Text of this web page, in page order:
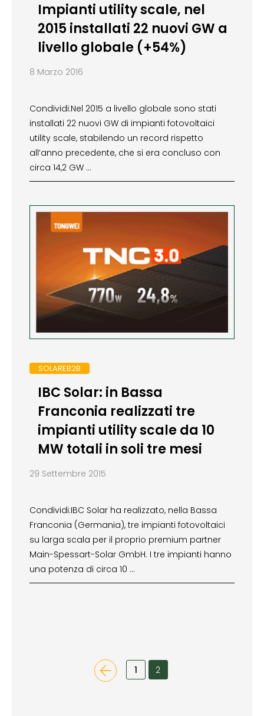
Impianti utility scale, nel
2015 installati 22 nuovi GW a
livello globale (+54%)
8 Marzo 2016
Condividi:Nel 2015 a livello globale sono stati
installati 22 nuovi GW di impianti fotovoltaici
utility scale, stabilendo un record rispetto
all’anno precedente, che si era concluso con
circa 14,2 GW …
SOLAREB2B
IBC Solar: in Bassa
Franconia realizzati tre
impianti utility scale da 10
MW totali in soli tre mesi
29 Settembre 2015
Condividi:IBC Solar ha realizzato, nella Bassa
Franconia (Germania), tre impianti fotovoltaici
su larga scala per il proprio premium partner
Main-Spessart-Solar GmbH. I tre impianti hanno
una potenza di circa 10 …
1 2